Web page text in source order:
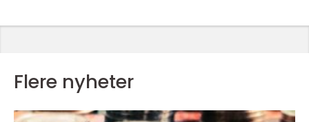
Flere nyheter